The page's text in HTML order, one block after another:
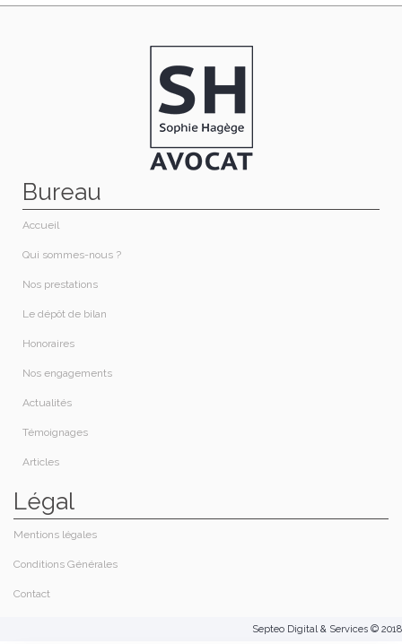
Bureau
Accueil
Qui sommes-nous ?​
Nos prestations​
Le dépôt de bilan
Honoraires​
Nos engagements
Actualités
Témoignages
Articles
Légal
Contact
Mentions légales
Conditions Générales
Septeo Digital & Services © 2018